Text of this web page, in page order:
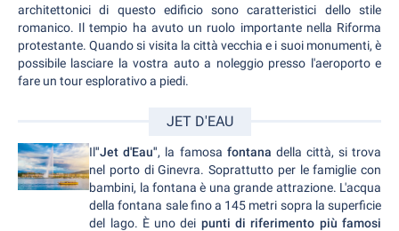
architettonici di questo edificio sono caratteristici dello stile
romanico. Il tempio ha avuto un ruolo importante nella Riforma
protestante. Quando si visita la città vecchia e i suoi monumenti, è
possibile lasciare la vostra auto a noleggio presso l'aeroporto e
fare un tour esplorativo a piedi.
JET D'EAU
Il"Jet d'Eau", la famosa fontana della città, si trova
nel porto di Ginevra. Soprattutto per le famiglie con
bambini, la fontana è una grande attrazione. L'acqua
della fontana sale fino a 145 metri sopra la superficie
del lago. È uno dei punti di riferimento più famosi